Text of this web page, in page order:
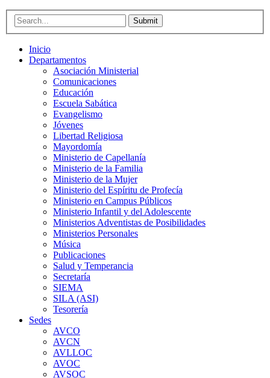
Submit
Inicio
Departamentos
Asociación Ministerial
Comunicaciones
Educación
Escuela Sabática
Evangelismo
Jóvenes
Libertad Religiosa
Mayordomía
Ministerio de Capellanía
Ministerio de la Familia
Ministerio de la Mujer
Ministerio del Espíritu de Profecía
Ministerio en Campus Públicos
Ministerio Infantil y del Adolescente
Ministerios Adventistas de Posibilidades
Ministerios Personales
Música
Publicaciones
Salud y Temperancia
Secretaría
SIEMA
SILA (ASI)
Tesorería
Sedes
AVCO
AVCN
AVLLOC
AVOC
AVSOC